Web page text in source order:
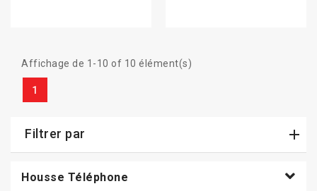
Affichage de 1-10 of 10 élément(s)
1
Filtrer par
Housse Téléphone